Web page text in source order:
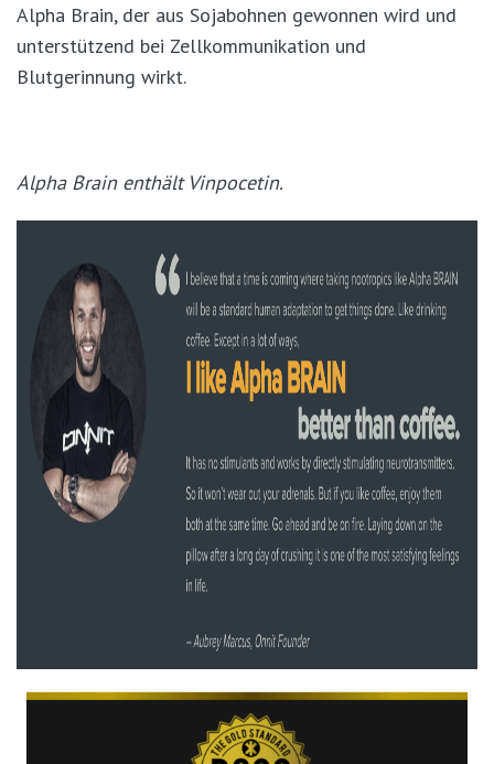
Alpha Brain, der aus Sojabohnen gewonnen wird und
unterstützend bei Zellkommunikation und
Blutgerinnung wirkt.
Alpha Brain enthält Vinpocetin.